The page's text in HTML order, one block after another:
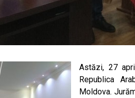
Astăzi, 27
Republica
Moldova.